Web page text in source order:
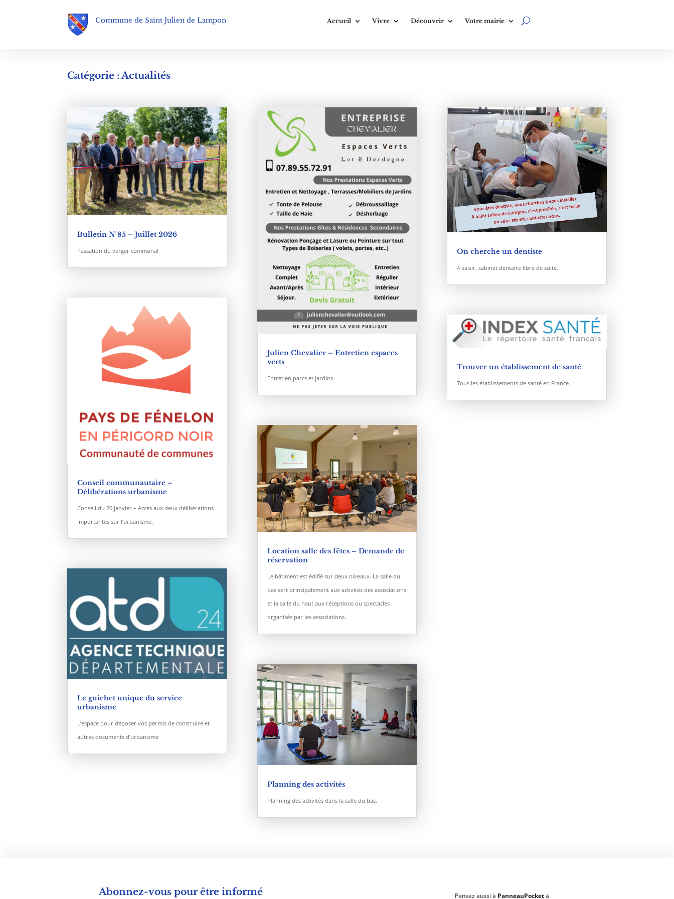
Commune de Saint Julien de Lampon Accueil Vivre Découvrir Votre mairie
Catégorie : Actualités
Bulletin N°85 – Juillet 2026
Passation du verger communal
Conseil communautaire –
Délibérations urbanisme
Conseil du 20 janvier – Accès aux deux délibérations
importantes sur l’urbanisme.
Le guichet unique du service
urbanisme
L’espace pour déposer vos permis de construire et
autres documents d’urbanisme
Julien Chevalier – Entretien espaces
verts
Entretien parcs et jardins
Location salle des fêtes – Demande de
réservation
Le bâtiment est édifié sur deux niveaux. La salle du
bas sert principalement aux activités des associations
et la salle du haut aux réceptions ou spectacles
organisés par les associations.
Planning des activités
Planning des activités dans la salle du bas.
On cherche un dentiste
A saisir, cabinet dentaire libre de suite.
Trouver un établissement de santé
Tous les établissements de santé en France.
Abonnez-vous pour être informé Pensez aussi à PanneauPocketà